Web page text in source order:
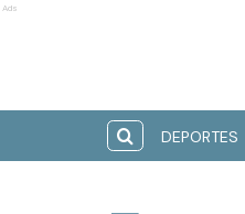
Ads
DEPORTES